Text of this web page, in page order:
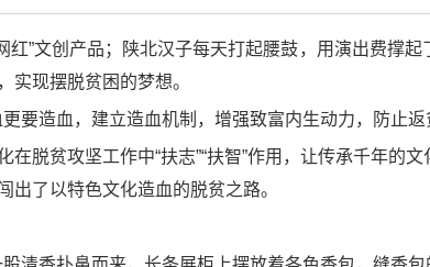
红”文创产品；陕北汉子每天打起腰鼓，用演出费撑
实现摆脱贫困的梦想。
要造血，建立造血机制，增强致富内生动力，防止返
脱贫攻坚工作中“扶志”“扶智”作用，让传承千年的
出了以特色文化造血的脱贫之路。